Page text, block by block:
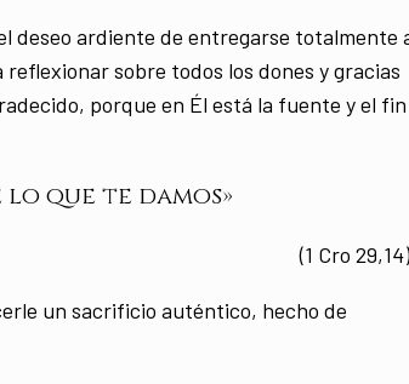
deseo ardiente de entregarse totalmente
sobre todos los dones y gracias
porque en Él está la fuente y el fin
que te damos»
(1 Cro
un sacrificio auténtico, hecho de